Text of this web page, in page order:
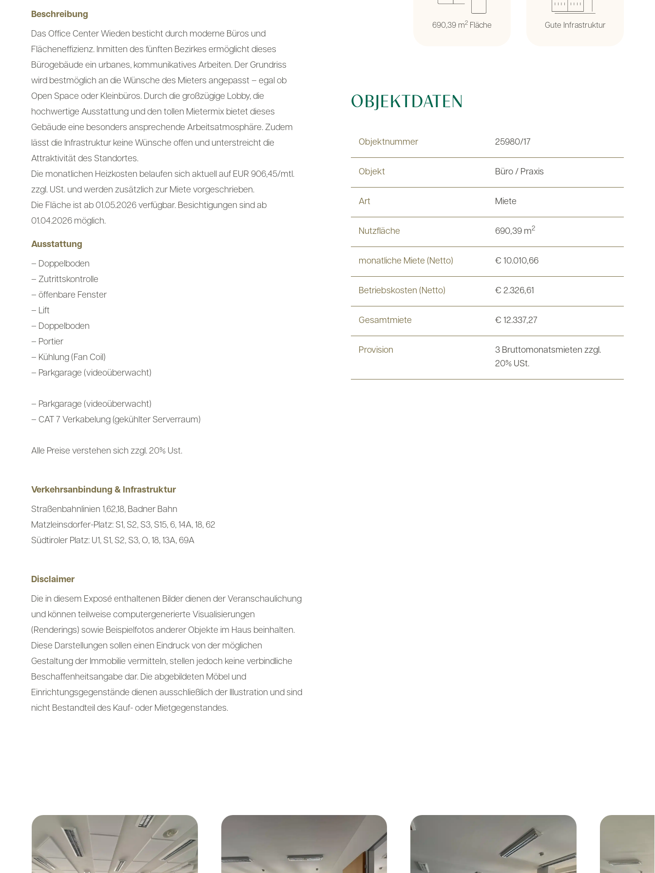
Beschreibung
Das Office Center Wieden besticht durch moderne Büros und
Flächeneffizienz. Inmitten des fünften Bezirkes ermöglicht dieses
Bürogebäude ein urbanes, kommunikatives Arbeiten. Der Grundriss
wird bestmöglich an die Wünsche des Mieters angepasst – egal ob
Open Space oder Kleinbüros. Durch die großzügige Lobby, die
hochwertige Ausstattung und den tollen Mietermix bietet dieses
Gebäude eine besonders ansprechende Arbeitsatmosphäre. Zudem
lässt die Infrastruktur keine Wünsche offen und unterstreicht die
Attraktivität des Standortes.
Die monatlichen Heizkosten belaufen sich aktuell auf EUR 906,45/mtl.
zzgl. USt. und werden zusätzlich zur Miete vorgeschrieben.
Die Fläche ist ab 01.05.2026 verfügbar. Besichtigungen sind ab
01.04.2026 möglich.
Ausstattung
– Doppelboden
– Zutrittskontrolle
– öffenbare Fenster
– Lift
– Doppelboden
– Portier
– Kühlung (Fan Coil)
– Parkgarage (videoüberwacht)
– Parkgarage (videoüberwacht)
– CAT 7 Verkabelung (gekühlter Serverraum)
Alle Preise verstehen sich zzgl. 20% Ust.
Verkehrsanbindung & Infrastruktur
Straßenbahnlinien 1,62,18, Badner Bahn
Matzleinsdorfer-Platz: S1, S2, S3, S15, 6, 14A, 18, 62
Südtiroler Platz: U1, S1, S2, S3, O, 18, 13A, 69A
Disclaimer
Die in diesem Exposé enthaltenen Bilder dienen der Veranschaulichung
und können teilweise computergenerierte Visualisierungen
(Renderings) sowie Beispielfotos anderer Objekte im Haus beinhalten.
Diese Darstellungen sollen einen Eindruck von der möglichen
Gestaltung der Immobilie vermitteln, stellen jedoch keine verbindliche
Beschaffenheitsangabe dar. Die abgebildeten Möbel und
Einrichtungsgegenstände dienen ausschließlich der Illustration und sind
nicht Bestandteil des Kauf- oder Mietgegenstandes.
690,39 m2 Fläche Gute Infrastruktur
OBJEKTDATEN
Objektnummer 25980/17
Objekt Büro / Praxis
Art Miete
Nutzfläche 690,39 m2
monatliche Miete (Netto) € 10.010,66
Betriebskosten (Netto) € 2.326,61
Gesamtmiete € 12.337,27
Provision
3 Bruttomonatsmieten zzgl.
20% USt.